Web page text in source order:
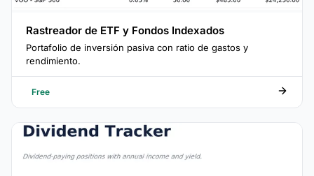
Rastreador de ETF y Fondos Indexados
Portafolio de inversión pasiva con ratio de gastos y
rendimiento.
Free